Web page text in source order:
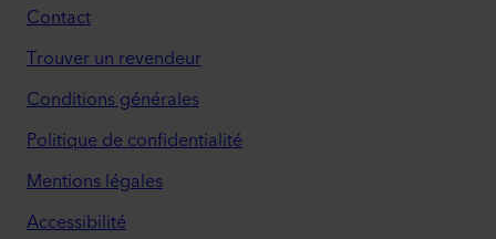
Contact
Trouver un revendeur
Conditions générales
Politique de confidentialité
Mentions légales
Accessibilité